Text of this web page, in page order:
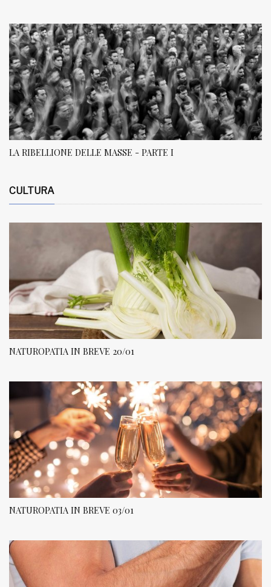
LA RIBELLIONE DELLE MASSE - PARTE I
CULTURA
NATUROPATIA IN BREVE 20/01
NATUROPATIA IN BREVE 03/01